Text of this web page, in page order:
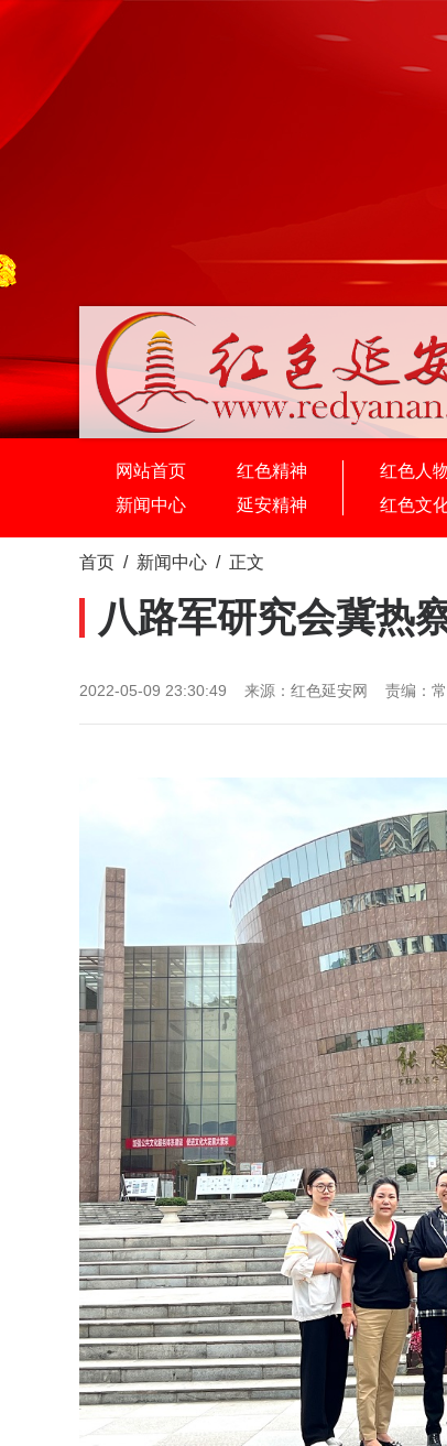
网站首页
红色精神
新闻中心
延安精神
红色人
红色文
首页 / 新闻中心 / 正文
八路军研究会冀热
2022-05-09 23:30:49 来源：红色延安网 责编：常